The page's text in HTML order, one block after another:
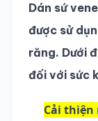
Dán sứ
được sử
răng. Dưới
đối với sức
Cải